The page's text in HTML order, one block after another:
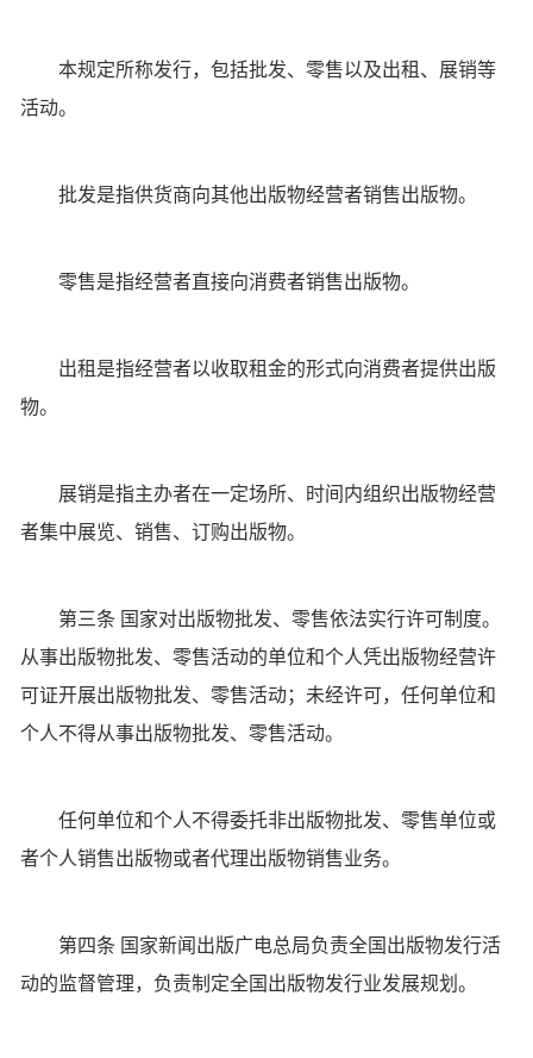
本规定所称发行，包括批发、零售以及出租、展销等
活动。
批发是指供货商向其他出版物经营者销售出版物。
零售是指经营者直接向消费者销售出版物。
出租是指经营者以收取租金的形式向消费者提供出版
物。
展销是指主办者在一定场所、时间内组织出版物经营
者集中展览、销售、订购出版物。
第三条 国家对出版物批发、零售依法实行许可制度。
从事出版物批发、零售活动的单位和个人凭出版物经营许
可证开展出版物批发、零售活动；未经许可，任何单位和
个人不得从事出版物批发、零售活动。
任何单位和个人不得委托非出版物批发、零售单位或
者个人销售出版物或者代理出版物销售业务。
第四条 国家新闻出版广电总局负责全国出版物发行活
动的监督管理，负责制定全国出版物发行业发展规划。